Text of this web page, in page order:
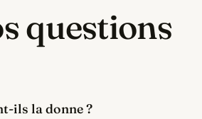
questions
ils la donne ?